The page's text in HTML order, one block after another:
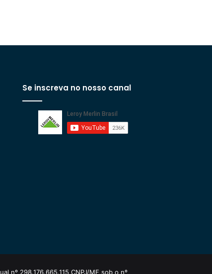
Se inscreva no nosso canal
nº 298.176.665.115 CNPJ/MF sob o nº